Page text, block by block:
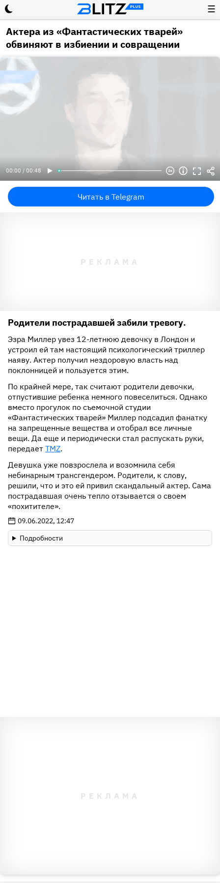
☰
Актера из «Фантастических тварей»
обвиняют в избиении и совращении
00:00 / 00:48
Читать в Telegram
Родители пострадавшей забили тревогу.
Эзра Миллер увез 12-летнюю девочку в Лондон и
устроил ей там настоящий психологический триллер
наяву. Актер получил нездоровую власть над
поклонницей и пользуется этим.
По крайней мере, так считают родители девочки,
отпустившие ребенка немного повеселиться. Однако
вместо прогулок по съемочной студии
«Фантастических тварей» Миллер подсадил фанатку
на запрещенные вещества и отобрал все личные
вещи. Да еще и периодически стал распускать руки,
передает TMZ.
Девушка уже повзрослела и возомнила себя
небинарным трансгендером. Родители, к слову,
решили, что и это ей привил скандальный актер. Сама
пострадавшая очень тепло отзывается о своем
«похитителе».
09.06.2022, 12:47
Подробности